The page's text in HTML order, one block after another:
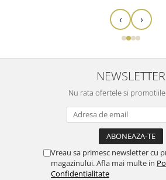
‹ ›
NEWSLETTER
Nu rata ofertele si
Vreau sa primesc newsletter cu
magazinului. Afla mai multe in
Confidentialitate